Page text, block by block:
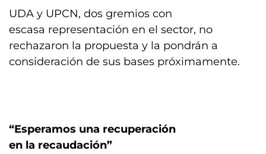
UDA y UPCN, dos gremios con
escasa representación en el sector, no
rechazaron la propuesta y la pondrán a
consideración de sus bases próximamente.
“Esperamos una recuperación
en la recaudación”